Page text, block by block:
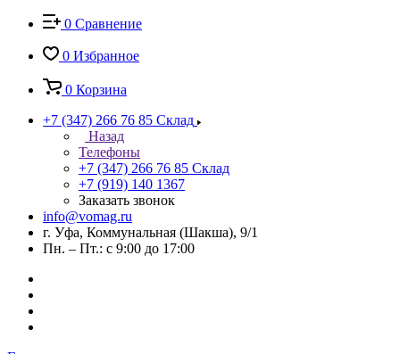
0 Сравнение
0 Избранное
0 Корзина
+7 (347) 266 76 85 Склад
Назад
Телефоны
+7 (347) 266 76 85 Склад
+7 (919) 140 1367
Заказать звонок
info@vomag.ru
г. Уфа, Коммунальная (Шакша), 9/1
Пн. – Пт.: с 9:00 до 17:00